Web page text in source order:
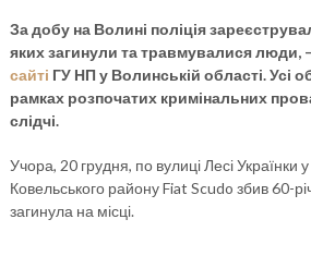
За добу на Волині поліція
яких загинули та травмувалися люди,
сайті ГУ НП у Волинській області. Усі
рамках розпочатих кримінальних
слідчі.
Учора, 20 грудня, по вулиці Лесі Українки
Ковельського району Fiat Scudo збив 60-
загинула на місці.